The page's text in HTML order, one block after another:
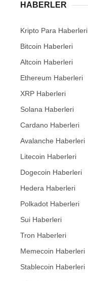
HABERLER
Kripto Para Haberleri
Bitcoin Haberleri
Altcoin Haberleri
Ethereum Haberleri
XRP Haberleri
Solana Haberleri
Cardano Haberleri
Avalanche Haberleri
Litecoin Haberleri
Dogecoin Haberleri
Hedera Haberleri
Polkadot Haberleri
Sui Haberleri
Tron Haberleri
Memecoin Haberleri
Stablecoin Haberleri